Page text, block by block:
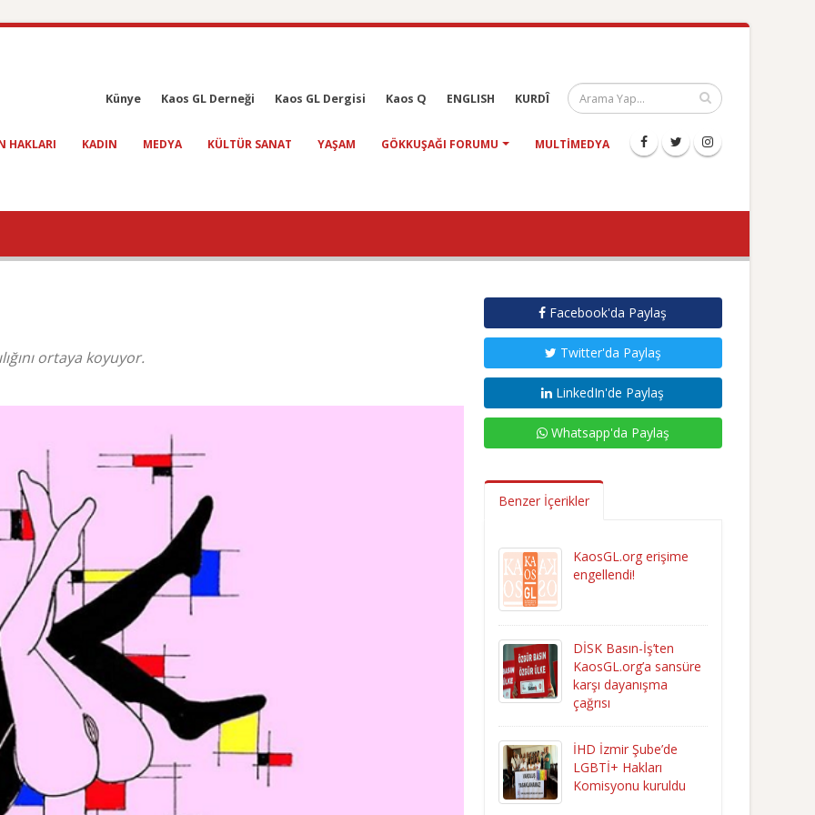
Künye Kaos GL Derneği Kaos GL Dergisi Kaos Q ENGLISH KURDÎ
HAKLARI KADIN MEDYA KÜLTÜR SANAT YAŞAM GÖKKUŞAĞI FORUMU MULTIMEDYA
ortaya koyuyor.
Facebook'da Paylaş
Twitter'da Paylaş
LinkedIn'de Paylaş
Whatsapp'da Paylaş
Benzer İçerikler
KaosGL.org erişime
engellendi!
DİSK Basın-İş’ten
KaosGL.org’a sansüre
karşı dayanışma
çağrısı
İHD İzmir Şube’de
LGBTİ+ Hakları
Komisyonu kuruldu